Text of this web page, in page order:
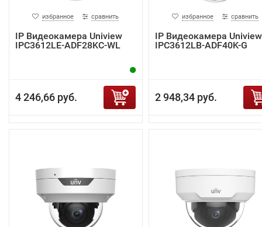
избранное сравнить
IP Видеокамера Uniview
IPC3612LE-ADF28KC-WL
4 246,66 руб.
избранное сравнить
IP Видеокамера Uniview
IPC3612LB-ADF40K-G
2 948,34 руб.